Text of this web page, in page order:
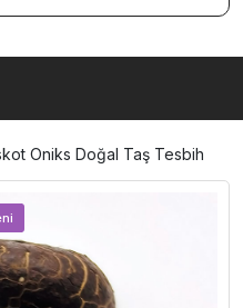
Oniks Doğal Taş Tesbih